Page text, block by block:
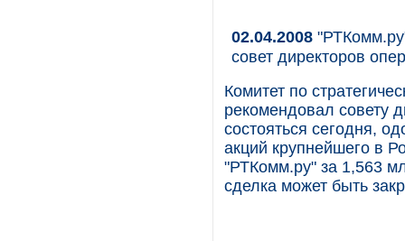
02.04.2008
совет директоров
Комитет по
рекомендовал совету
состояться сегодня,
акций крупнейшего в
"РТКомм.ру" за 1,563
сделка может быть